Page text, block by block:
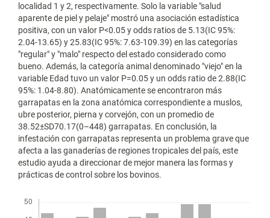
localidad 1 y 2, respectivamente. Solo la variable "salud
aparente de piel y pelaje" mostró una asociación estadística
positiva, con un valor P<0.05 y odds ratios de 5.13(IC 95%:
2.04-13.65) y 25.83(IC 95%: 7.63-109.39) en las categorías
"regular" y "malo" respecto del estado considerado como
bueno. Además, la categoría animal denominado "viejo" en la
variable Edad tuvo un valor P=0.05 y un odds ratio de 2.88(IC
95%: 1.04-8.80). Anatómicamente se encontraron más
garrapatas en la zona anatómica correspondiente a muslos,
ubre posterior, pierna y corvejón, con un promedio de
38.52±SD70.17(0–448) garrapatas. En conclusión, la
infestación con garrapatas representa un problema grave que
afecta a las ganaderías de regiones tropicales del país, este
estudio ayuda a direccionar de mejor manera las formas y
prácticas de control sobre los bovinos.